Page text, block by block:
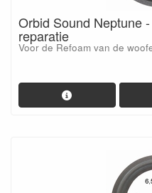
Orbid Sound Neptune
reparatie
Voor de Refoam van de